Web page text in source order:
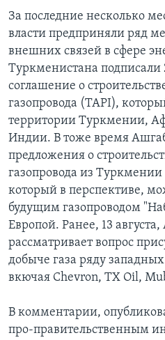
За последние несколько
власти предприняли ряд
внешних связей в сфере
Туркменистана подписали
соглашение о
газопровода (TAPI),
территории Туркмении,
Индии. В тоже время
предложения о
газопровода из
который в перспективе,
будущим газопроводом
Европой. Ранее, 13
рассматривает вопрос
добыче газа ряду
вкючая Chevron, TX Oil,
В комментарии,
про-правительственным